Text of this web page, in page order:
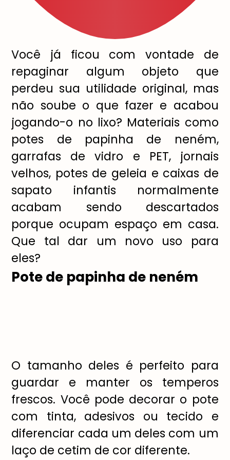
Você já ficou com vontade de
repaginar algum objeto que
perdeu sua utilidade original, mas
não soube o que fazer e acabou
jogando-o no lixo? Materiais como
potes de papinha de neném,
garrafas de vidro e PET, jornais
velhos, potes de geleia e caixas de
sapato infantis normalmente
acabam sendo descartados
porque ocupam espaço em casa.
Que tal dar um novo uso para
eles?
Pote de papinha de neném
O tamanho deles é perfeito para
guardar e manter os temperos
frescos. Você pode decorar o pote
com tinta, adesivos ou tecido e
diferenciar cada um deles com um
laço de cetim de cor diferente.